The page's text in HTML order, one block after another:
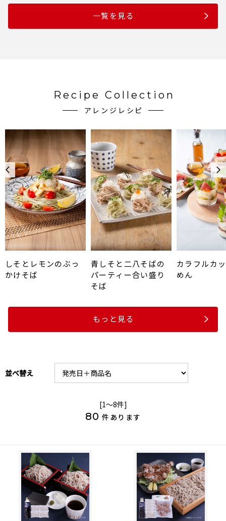
一覧を見る
Recipe Collection
アレンジレシピ
しそとレモンのぶっ
かけそば
青しそと二八そばの
パーティー合い盛り
そば
カラフルカ
めん
もっと見る
並べ替え
[1～8件]
80 件あります